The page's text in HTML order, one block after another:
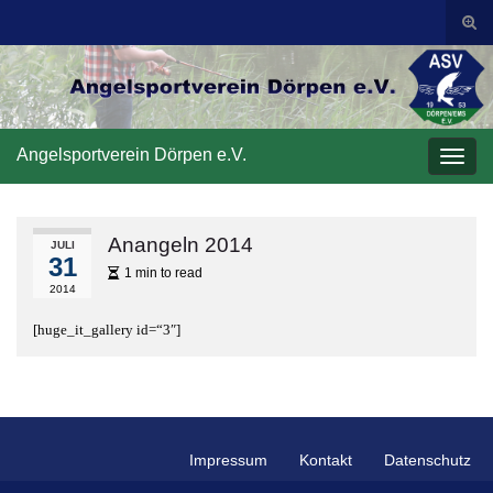
Search for:
Angelsportverein Dörpen e.V.
JULI
31
2014
Anangeln 2014
1 min to read
[huge_it_gallery id=“3″]
Impressum Kontakt Datenschutz